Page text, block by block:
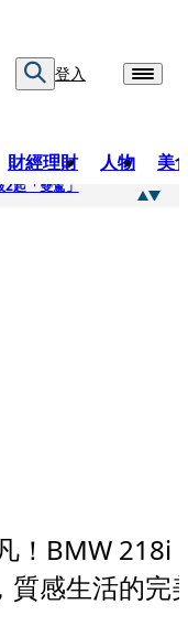
登入
財經理財 人物 美
起「雙駕」
！BMW 218i
感生活的完